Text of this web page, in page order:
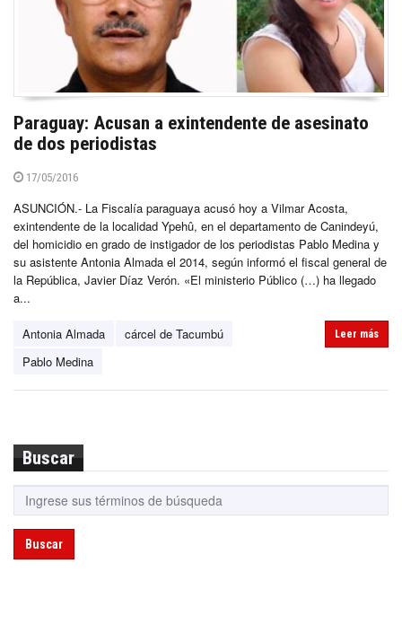
Paraguay: Acusan a exintendente de asesinato
de dos periodistas
17/05/2016
ASUNCIÓN.- La Fiscalía paraguaya acusó hoy a Vilmar Acosta,
exintendente de la localidad Ypehû, en el departamento de Canindeyú,
del homicidio en grado de instigador de los periodistas Pablo Medina y
su asistente Antonia Almada el 2014, según informó el fiscal general de
la República, Javier Díaz Verón. «El ministerio Público (…) ha llegado
a...
Antonia Almada
cárcel de Tacumbú
Pablo Medina
Leer más
Buscar
Buscar